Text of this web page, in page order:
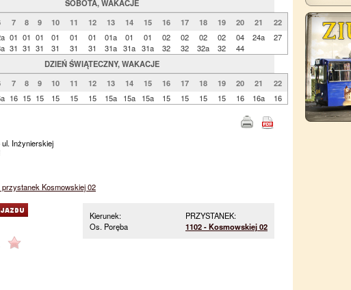
SOBOTA, WAKACJE
7 8 9 10 11 12 13 14 15 16 17 18 19 20 21
22
01
31
01
31
01
31
01
31
01
31
01
31
01a
31a
01
31a
01
31a
02
32
02
32
02
32a
02
32
04
44
24a 27
DZIEŃ ŚWIĄTECZNY, WAKACJE
7 8 9 10 11 12 13 14 15 16 17 18 19 20 21
22
16 15 15 15 15 15 15a 15a 15a 15 15 15 15 16 16a 16
Inżynierskiej
przystanek Kosmowskiej 02
PRZYSTANEK:
1102 - Kosmowskiej 02
Kierunek:
Os. Poręba